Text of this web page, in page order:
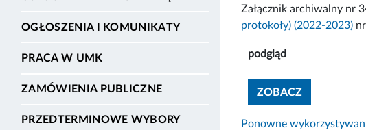
OGŁOSZENIA I KOMUNIKATY
PRACA W UMK
ZAMÓWIENIA PUBLICZNE
PRZEDTERMINOWE WYBORY
Załącznik archiwalny nr
protokoły) (2022-2023)
podgląd
ZOBACZZOBACZ
Ponowne